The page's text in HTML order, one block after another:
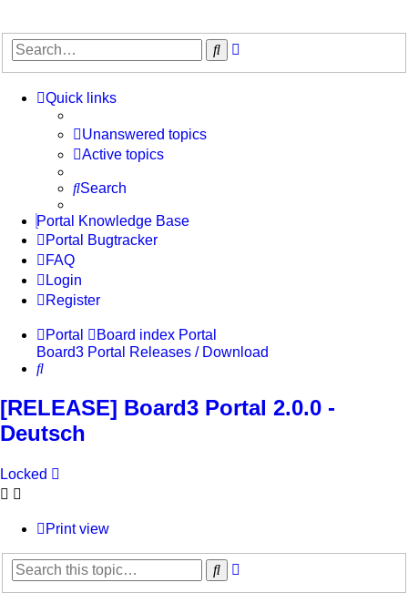
Search
Quick links
Unanswered topics
Active topics
Search
Portal Knowledge Base
Portal Bugtracker
FAQ
Login
Register
Portal Board index Portal
Board3 Portal Releases / Download
Search
[RELEASE] Board3 Portal 2.0.0 -
Deutsch
Locked
Print view
Search